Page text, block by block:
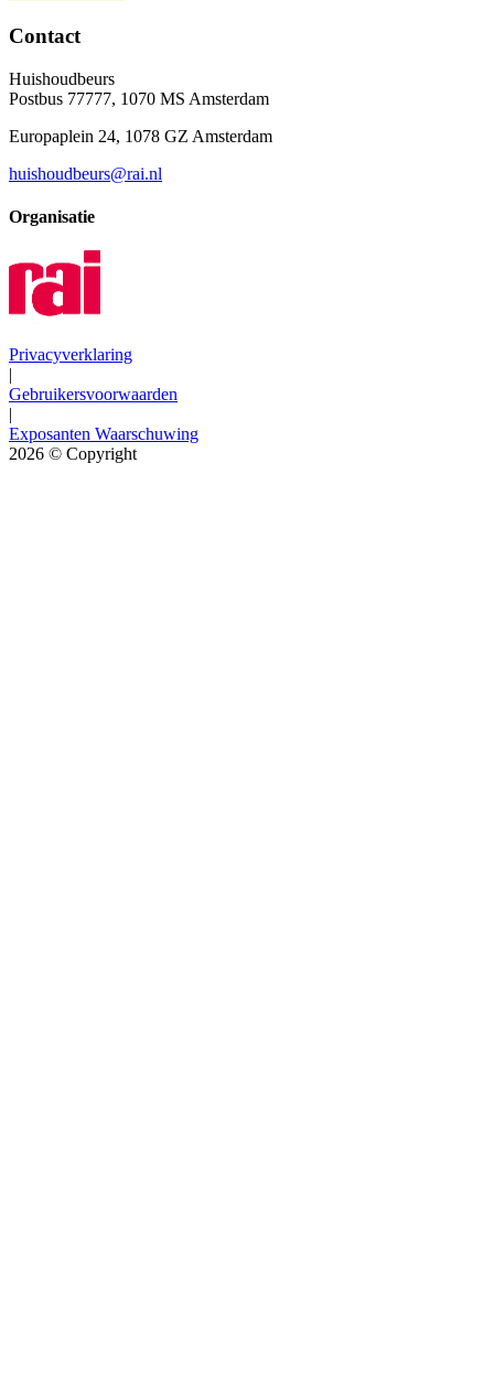
Contact
Huishoudbeurs
Postbus 77777, 1070 MS Amsterdam
Europaplein 24, 1078 GZ Amsterdam
huishoudbeurs@rai.nl
Organisatie
Privacyverklaring
|
Gebruikersvoorwaarden
|
Exposanten Waarschuwing
2026 © Copyright